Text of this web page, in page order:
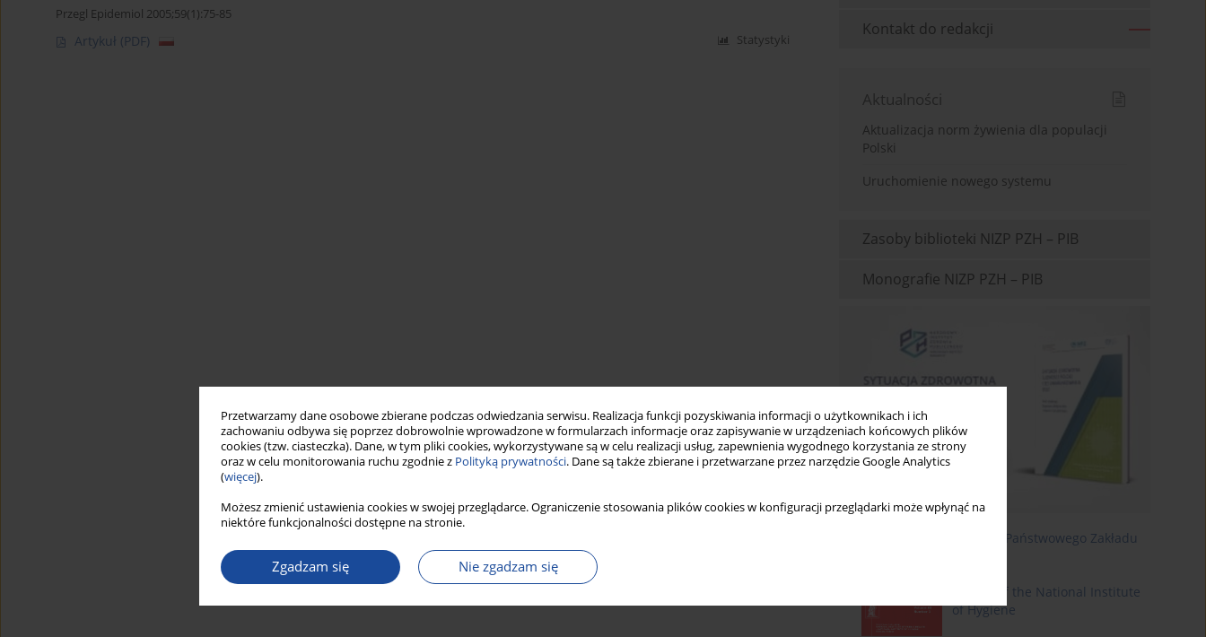
Przetwarzamy dane osobowe zbierane podczas odwiedzania serwisu. Realizacja funkcji pozyskiwania informacji o użytkownikach i ich
zachowaniu odbywa się poprzez dobrowolnie wprowadzone w formularzach informacje oraz zapisywanie w urządzeniach końcowych plików
cookies (tzw. ciasteczka). Dane, w tym pliki cookies, wykorzystywane są w celu realizacji usług, zapewnienia wygodnego korzystania ze strony
oraz w celu monitorowania ruchu zgodnie z Polityką prywatności. Dane są także zbierane i przetwarzane przez narzędzie Google Analytics
(więcej).
Możesz zmienić ustawienia cookies w swojej przeglądarce. Ograniczenie stosowania plików cookies w konfiguracji przeglądarki może wpłynąć na
niektóre funkcjonalności dostępne na stronie.
Zgadzam się Nie zgadzam się
Przegl Epidemiol 2005;59(1):75-85
Artykuł (PDF) Statystyki
Kontakt do redakcji
Aktualności
Aktualizacja norm żywienia dla populacji
Polski
Uruchomienie nowego systemu
Zasoby biblioteki NIZP PZH – PIB
Monografie NIZP PZH – PIB
Roczniki Państwowego Zakładu
Annals of the National Institute
of Hygiene